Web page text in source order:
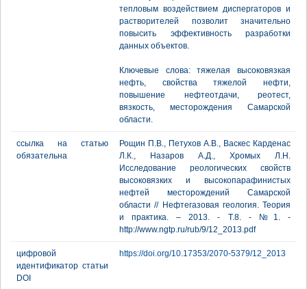
тепловым воздействием диспергаторов и
растворителей позволит значительно
повысить эффективность разработки
данных объектов.
Ключевые слова: тяжелая высоковязкая
нефть, свойства тяжелой нефти,
повышение нефтеотдачи, реотест,
вязкость, месторождения Самарской
области.
ссылка на статью
обязательна
Рощин П.В., Петухов А.В., Васкес Карденас
Л.К., Назаров А.Д., Хромых Л.Н.
Исследование реологических свойств
высоковязких и высокопарафинистых
нефтей месторождений Самарской
области // Нефтегазовая геология. Теория
и практика. – 2013. - Т.8. - №1. -
http://www.ngtp.ru/rub/9/12_2013.pdf
цифровой
идентификатор статьи
DOI
https://doi.org/10.17353/2070-5379/12_2013